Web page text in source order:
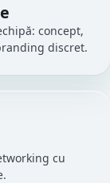
concept,
discret.
cu